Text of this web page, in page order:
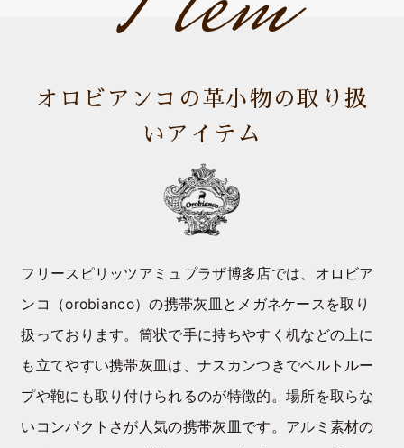
オロビアンコの革小物の取り扱
いアイテム
フリースピリッツアミュプラザ博多店では、オロビア
ンコ（orobianco）の携帯灰皿とメガネケースを取り
扱っております。筒状で手に持ちやすく机などの上に
も立てやすい携帯灰皿は、ナスカンつきでベルトルー
プや鞄にも取り付けられるのが特徴的。場所を取らな
いコンパクトさが人気の携帯灰皿です。アルミ素材の